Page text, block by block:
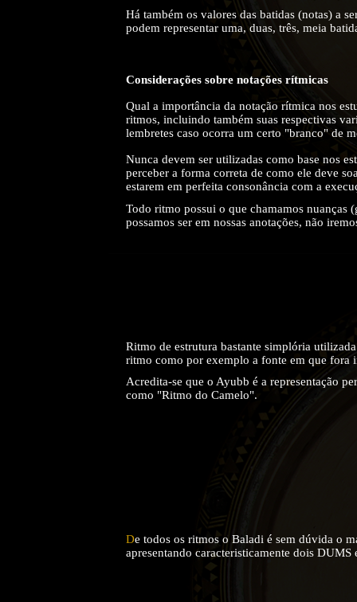
Há também os valores das batidas (notas) a
podem representar uma, duas, três, meia
Considerações sobre notações rítmicas
Qual a importância da notação rítmica nos
ritmos, incluindo também suas respectivas
lembretes caso ocorra um certo "branco" de
Nunca devem ser utilizadas como base nos
perceber a forma correta de como ele deve
estarem em perfeita consonância com a
Todo ritmo possui o que chamamos nuanças
possamos ser em nossas anotações, não
Ritmo de estrutura bastante simplória
ritmo como por exemplo a fonte em que fora
Acredita-se que o Ayubb é a representação
como "Ritmo do Camelo".
De todos os ritmos o Baladi é sem dúvida o
apresentando caracteristicamente dois